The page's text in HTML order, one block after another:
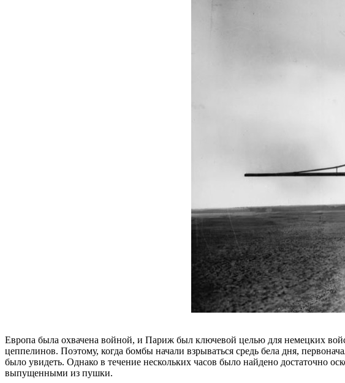
Европа была охвачена войной, и Париж был ключевой целью для немецких
цеппелинов. Поэтому, когда бомбы начали взрываться средь бела дня,
было увидеть. Однако в течение нескольких часов было найдено достаточно
выпущенными из пушки.